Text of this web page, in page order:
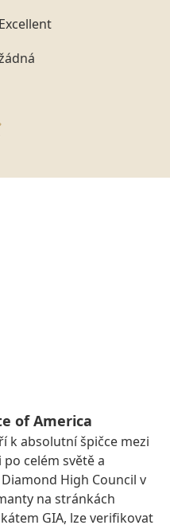
Excellent
of America
k absolutní špičce mezi
celém světě a
High Council v
na stránkách
GIA, lze verifikovat